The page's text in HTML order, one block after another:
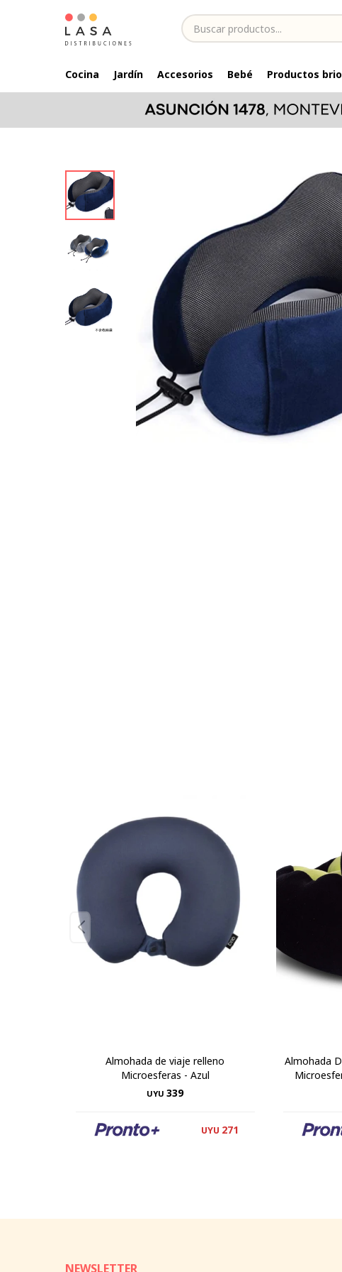
Cocina Jardín Accesorios Bebé Productos brio
Almohada de viaje relleno
Microesferas - Azul
UYU 339
UYU 271
Almohada
NEWSLETTER